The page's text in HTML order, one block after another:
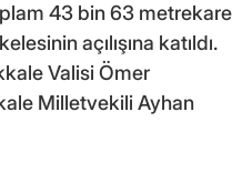
43 bin 63 metrekare
açılışına katıldı.
Valisi Ömer
Milletvekili Ayhan